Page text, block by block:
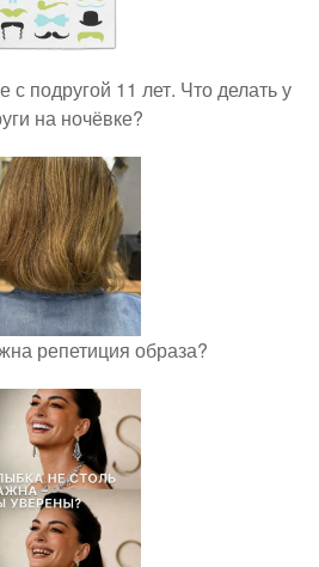
с подругой 11 лет. Что делать у
на ночёвке?
репетиция образа?